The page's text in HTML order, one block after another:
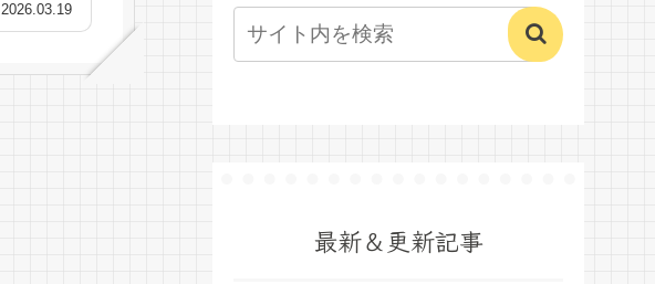
2026.03.19
最新＆更新記事